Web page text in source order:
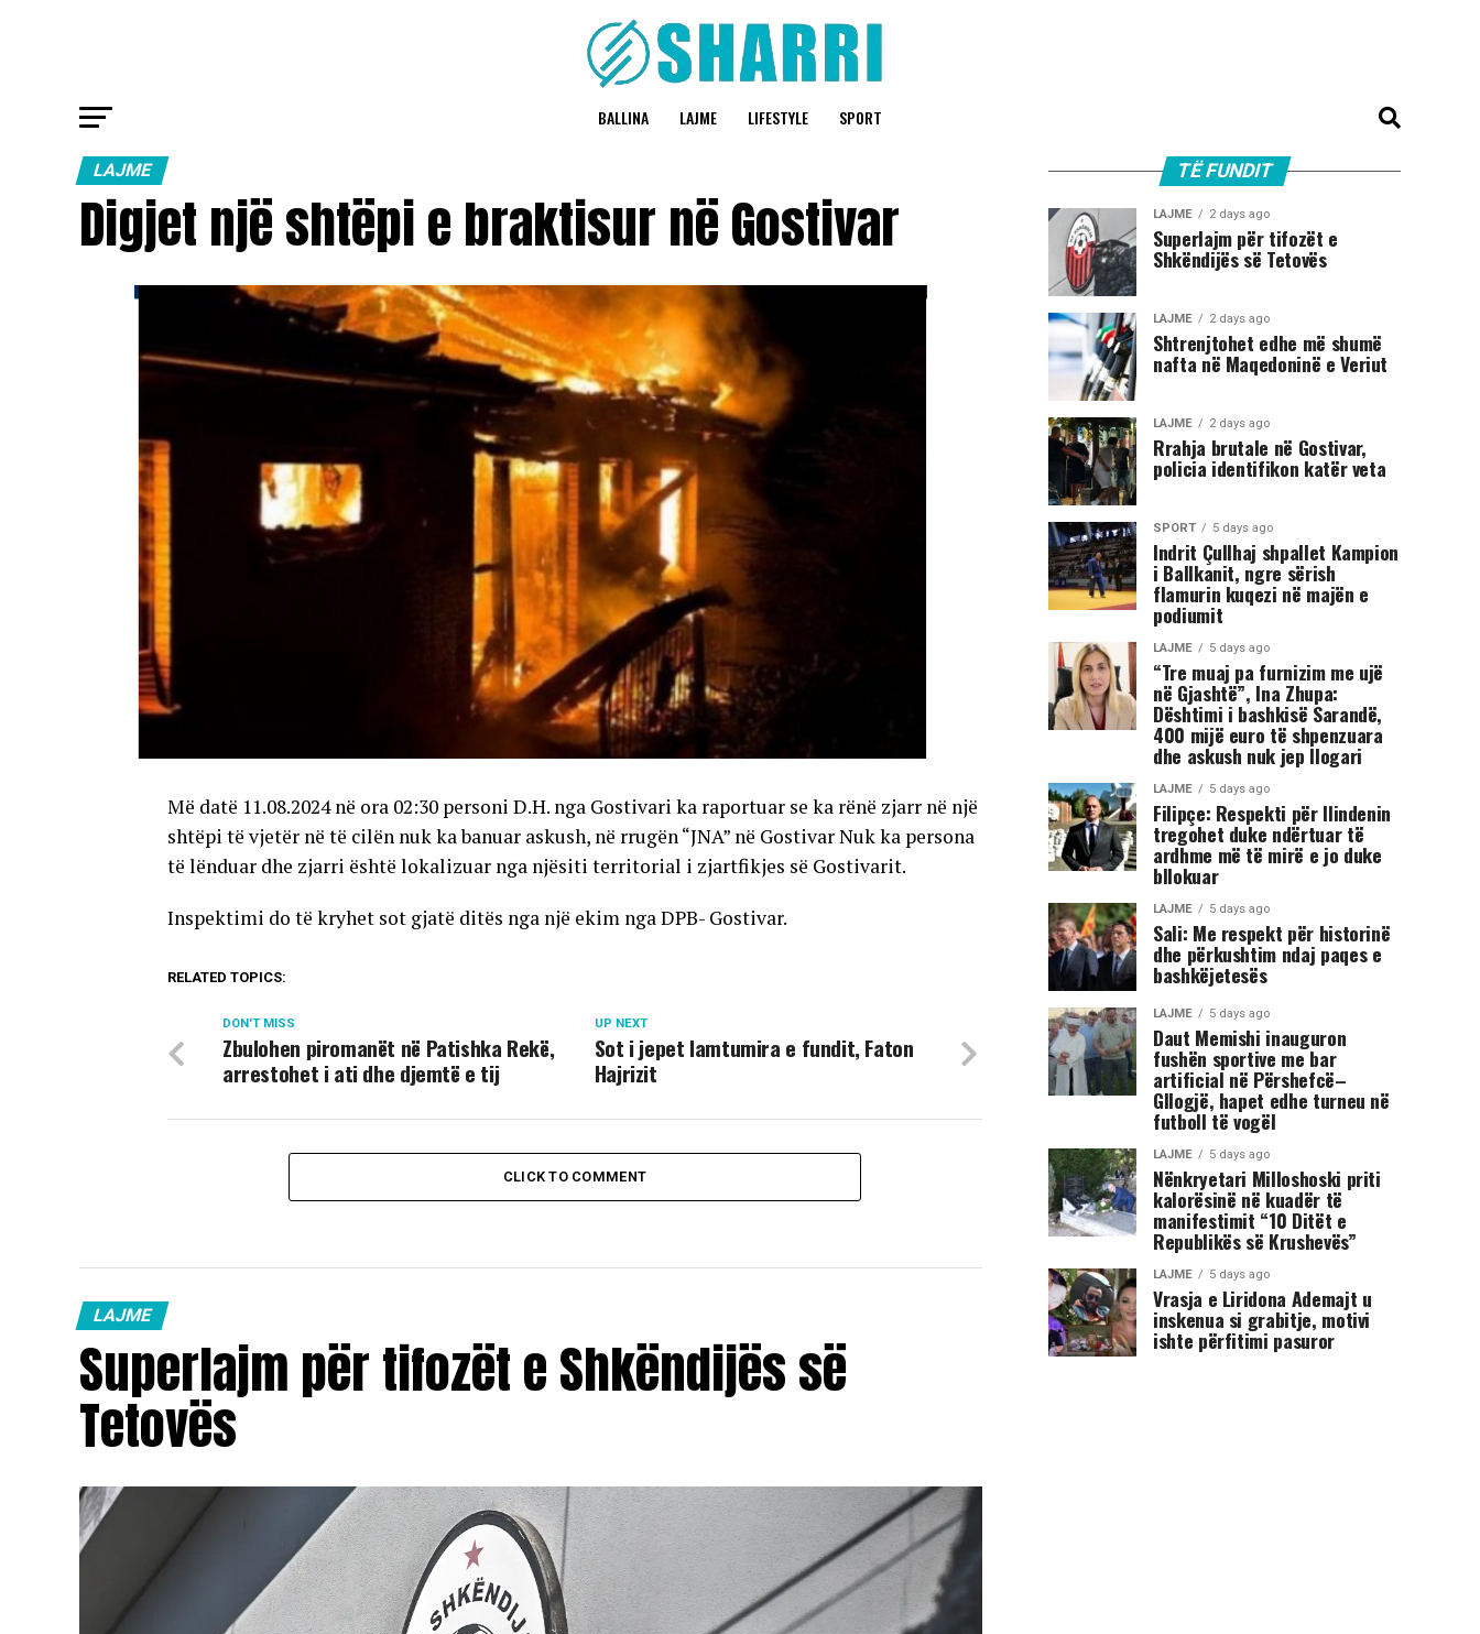
BALLINA LAJME LIFESTYLE SPORT
LAJME
Digjet një shtëpi e braktisur në Gostivar
Më datë 11.08.2024 në ora 02:30 personi D.H. nga Gostivari ka raportuar se ka rënë zjarr në një
shtëpi të vjetër në të cilën nuk ka banuar askush, në rrugën “JNA” në Gostivar Nuk ka persona
të lënduar dhe zjarri është lokalizuar nga njësiti territorial i zjartfikjes së Gostivarit.
Inspektimi do të kryhet sot gjatë ditës nga një ekim nga DPB- Gostivar.
RELATED TOPICS:
UP NEXT
Sot i jepet lamtumira e fundit, Faton
Hajrizit
DON'T MISS
Zbulohen piromanët në Patishka Rekë,
arrestohet i ati dhe djemtë e tij
CLICK TO COMMENT
LAJME
Superlajm për tifozët e Shkëndijës së
Tetovës
TË FUNDIT
LAJME 2 days ago
Superlajm për tifozët e
Shkëndijës së Tetovës
LAJME 2 days ago
Shtrenjtohet edhe më shumë
nafta në Maqedoninë e Veriut
LAJME 2 days ago
Rrahja brutale në Gostivar,
policia identifikon katër veta
SPORT 5 days ago
Indrit Çullhaj shpallet Kampion
i Ballkanit, ngre sërish
flamurin kuqezi në majën e
podiumit
LAJME 5 days ago
“Tre muaj pa furnizim me ujë
në Gjashtë”, Ina Zhupa:
Dështimi i bashkisë Sarandë,
400 mijë euro të shpenzuara
dhe askush nuk jep llogari
LAJME 5 days ago
Filipçe: Respekti për Ilindenin
tregohet duke ndërtuar të
ardhme më të mirë e jo duke
bllokuar
LAJME 5 days ago
Sali: Me respekt për historinë
dhe përkushtim ndaj paqes e
bashkëjetesës
LAJME 5 days ago
Daut Memishi inauguron
fushën sportive me bar
artificial në Përshefcë–
Gllogjë, hapet edhe turneu në
futboll të vogël
LAJME 5 days ago
Nënkryetari Milloshoski priti
kalorësinë në kuadër të
manifestimit “10 Ditët e
Republikës së Krushevës”
LAJME 5 days ago
Vrasja e Liridona Ademajt u
inskenua si grabitje, motivi
ishte përfitimi pasuror